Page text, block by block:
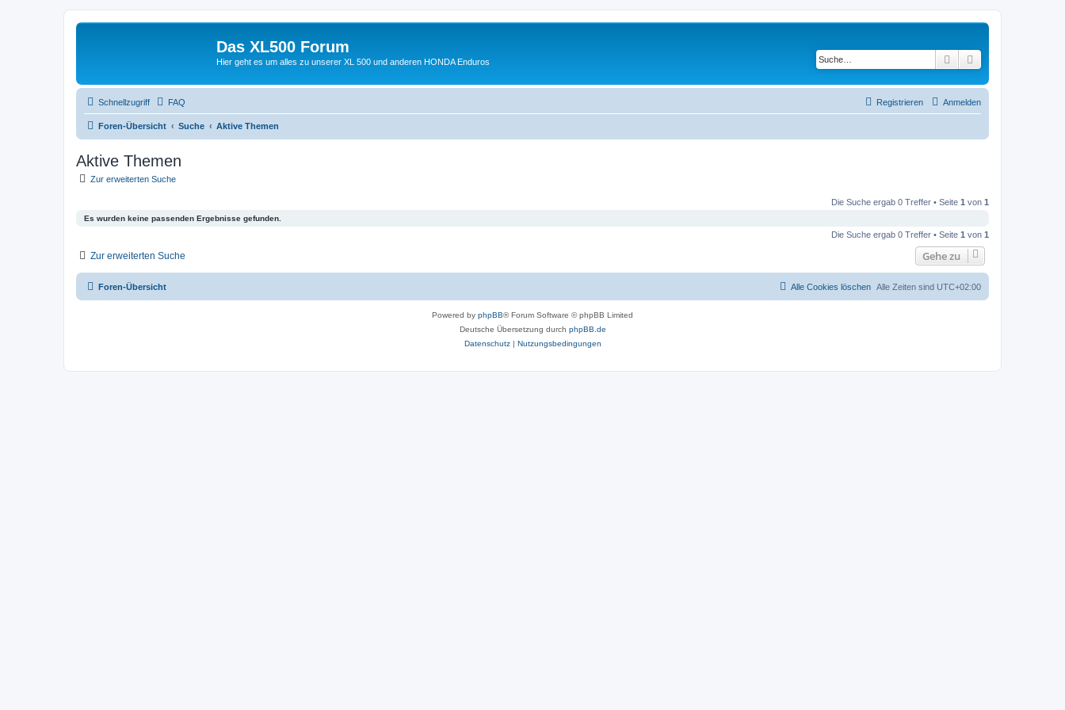
Das XL500 Forum
Hier geht es um alles zu unserer XL 500 und anderen HONDA Enduros Suche
Schnellzugriff FAQ Anmelden
Registrieren
Foren-Übersicht Suche Aktive Themen
Aktive Themen
Zur erweiterten Suche
Die Suche ergab 0 Treffer • Seite 1 von 1
Es wurden keine passenden Ergebnisse gefunden.
Die Suche ergab 0 Treffer • Seite 1 von 1
Zur erweiterten Suche Gehe zu
Foren-Übersicht Alle Zeiten sind UTC+02:00
Alle Cookies löschen
Powered by phpBB® Forum Software © phpBB Limited
Deutsche Übersetzung durch phpBB.de
Datenschutz| Nutzungsbedingungen